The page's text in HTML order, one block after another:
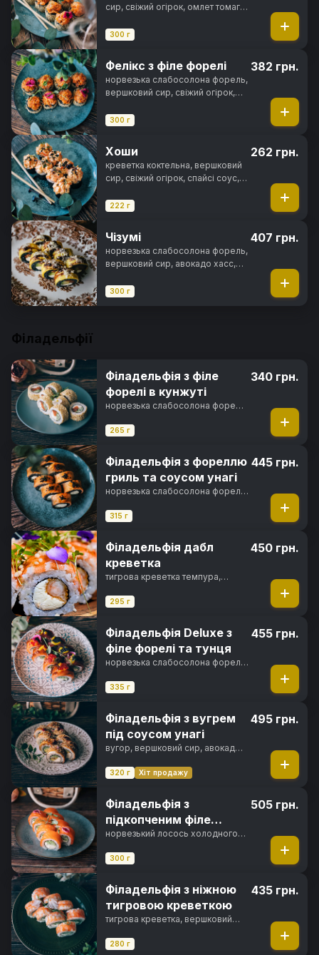
сир, свіжий огірок, омлет томаго,
чорнила каракатиці, кунжут, норі,
300 г
Фелікс з філе форелі
норвезька слабосолона форель,
вершковий сир, свіжий огірок,
спайсі соус, чорнила каракатиці,
300 г
382 грн.
Хоши
креветка коктельна, вершковий
сир, свіжий огірок, спайсі соус,
222 г
262 грн.
Чізумі
норвезька слабосолона форель,
вершковий сир, авокадо хасс,
пармезан, чорнила каракатиці,
300 г
407 грн.
Філадельфії
Філадельфія з філе
форелі в кунжуті
норвезька слабосолона форель,
кунжут, норі, рис
265 г
340 грн.
Філадельфія з фореллю
гриль та соусом унагі
норвезька слабосолона форель,
унагі соус, кунжут, чорнила
315 г
445 грн.
Філадельфія дабл
креветка
тигрова креветка темпура,
креветка, солодкий чилі соус,
295 г
450 грн.
Філадельфія Deluxe з
філе форелі та тунця
норвезька слабосолона форель,
свіжий огірок, ікра тобіко,
норі, рис
335 г
455 грн.
Філадельфія з вугрем
під соусом унагі
вугор, вершковий сир, авокадо
кунжут, норі, рис
320 г Хіт продажу
495 грн.
Філадельфія з
підкопченим філе
лосося
норвезький лосось холодного
свіжий огірок, норі, рис
300 г
505 грн.
Філадельфія з ніжною
тигровою креветкою
тигрова креветка, вершковий
280 г
435 грн.